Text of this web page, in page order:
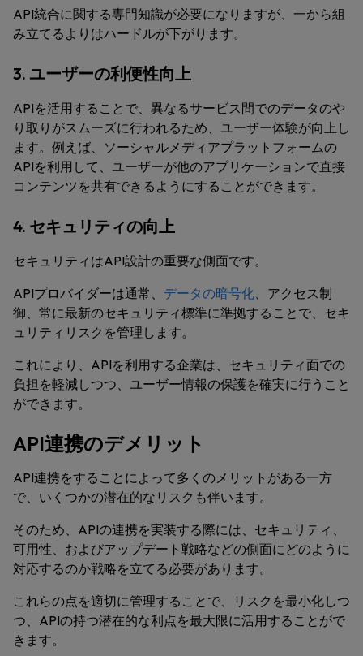
API統合に関する専門知識が必要になりますが、一から組
み立てるよりはハードルが下がります。
3. ユーザーの利便性向上
APIを活用することで、異なるサービス間でのデータのや
り取りがスムーズに行われるため、ユーザー体験が向上し
ます。例えば、ソーシャルメディアプラットフォームの
APIを利用して、ユーザーが他のアプリケーションで直接
コンテンツを共有できるようにすることができます。
4. セキュリティの向上
セキュリティはAPI設計の重要な側面です。
APIプロバイダーは通常、 データの暗号化、アクセス制
御、常に最新のセキュリティ標準に準拠することで、セキ
ュリティリスクを管理します。
これにより、APIを利用する企業は、セキュリティ面での
負担を軽減しつつ、ユーザー情報の保護を確実に行うこと
ができます。
API連携のデメリット
API連携をすることによって多くのメリットがある一方
で、いくつかの潜在的なリスクも伴います。
そのため、APIの連携を実装する際には、セキュリティ、
可用性、およびアップデート戦略などの側面にどのように
対応するのか戦略を立てる必要があります。
これらの点を適切に管理することで、リスクを最小化しつ
つ、APIの持つ潜在的な利点を最大限に活用することがで
きます。